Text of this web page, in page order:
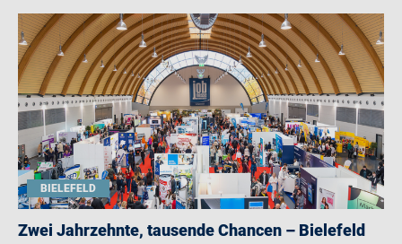
BIELEFELD
Zwei Jahrzehnte, tausende Chancen – Bielefeld